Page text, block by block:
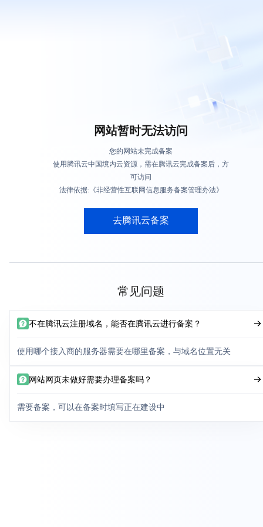
网站暂时无法访问
您的网站未完成备案
使用腾讯云中国境内云资源，需在腾讯云完成备案后，方
可访问
法律依据:《非经营性互联网信息服务备案管理办法》
去腾讯云备案
常见问题
不在腾讯云注册域名，能否在腾讯云进行备案？
使用哪个接入商的服务器需要在哪里备案，与域名位置无关
网站网页未做好需要办理备案吗？
需要备案，可以在备案时填写正在建设中